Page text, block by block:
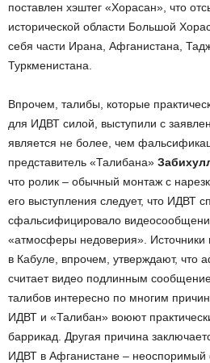
поставлен хэштег «Хорасан», что
исторической области Большой
себя части Ирана, Афганистана,
Туркменистана.
Впрочем, талибы, которые
для ИДВТ силой, выступили с
является не более, чем
представитель «Талибана»
что ролик – обычный монтаж с
его выступления следует, что ИДВТ
сфальсифицировало
«атмосферы недоверия». Источники
в Кабуле, впрочем, утверждают, что
считает видео подлинным
талибов интересно по многим
ИДВТ и «Талибан» воюют
баррикад. Другая причина
ИДВТ в Афганистане – неоспоримый